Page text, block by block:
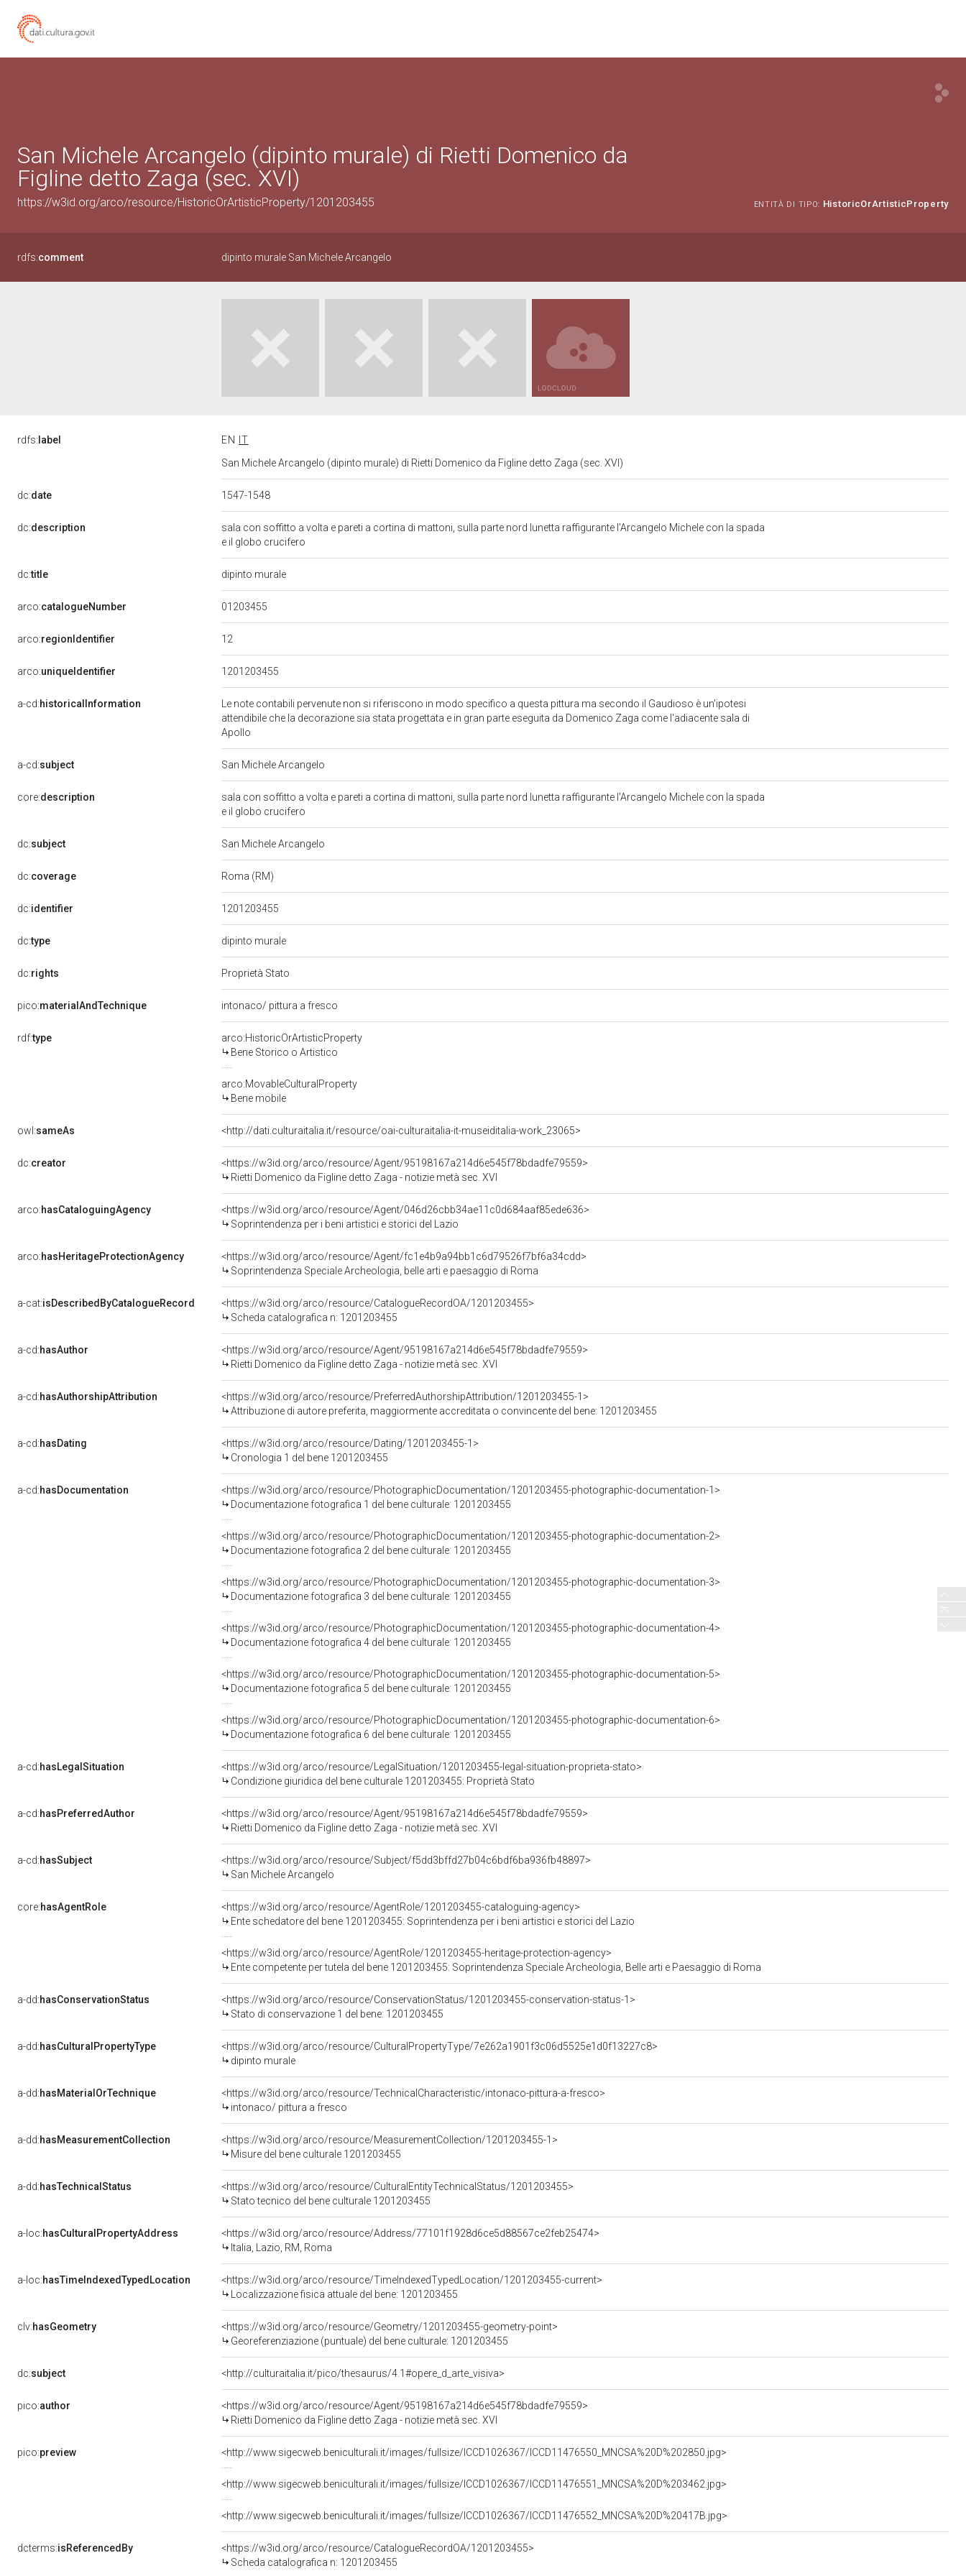
San Michele Arcangelo (dipinto murale) di Rietti Domenico da
Figline detto Zaga (sec. XVI)
https://w3id.org/arco/resource/HistoricOrArtisticProperty/1201203455 ENTITÀ DI TIPO: HistoricOrArtisticProperty
rdfs:comment dipinto murale San Michele Arcangelo
rdfs: label EN
IT
San Michele Arcangelo (dipinto murale) di Rietti Domenico da Figline detto Zaga (sec. XVI)
dc:date 1547-1548
dc:description
sala con soffitto a volta e pareti a cortina di mattoni, sulla parte nord lunetta raffigurante l'Arcangelo Michele con la spada
e il globo crucifero
dc:title dipinto murale
arco:catalogueNumber 01203455
arco:regionIdentifier 12
arco:uniqueIdentifier 1201203455
a-cd:historicalInformation
Le note contabili pervenute non si riferiscono in modo specifico a questa pittura ma secondo il Gaudioso è un'ipotesi
attendibile che la decorazione sia stata progettata e in gran parte eseguita da Domenico Zaga come l'adiacente sala di
Apollo
a-cd:subject San Michele Arcangelo
core:description
sala con soffitto a volta e pareti a cortina di mattoni, sulla parte nord lunetta raffigurante l'Arcangelo Michele con la spada
e il globo crucifero
dc:subject San Michele Arcangelo
dc:coverage Roma (RM)
dc:identifier 1201203455
dc:type dipinto murale
dc:rights Proprietà Stato
pico:materialAndTechnique intonaco/ pittura a fresco
rdf:type
arco:HistoricOrArtisticProperty
Bene Storico o Artistico
arco:MovableCulturalProperty
Bene mobile
owl:sameAs <http://dati.culturaitalia.it/resource/oai-culturaitalia-it-museiditalia-work_23065>
dc:creator
<https://w3id.org/arco/resource/Agent/95198167a214d6e545f78bdadfe79559>
Rietti Domenico da Figline detto Zaga - notizie metà sec. XVI
arco:hasCataloguingAgency
<https://w3id.org/arco/resource/Agent/046d26cbb34ae11c0d684aaf85ede636>
Soprintendenza per i beni artistici e storici del Lazio
arco:hasHeritageProtectionAgency
<https://w3id.org/arco/resource/Agent/fc1e4b9a94bb1c6d79526f7bf6a34cdd>
Soprintendenza Speciale Archeologia, belle arti e paesaggio di Roma
a-cat:isDescribedByCatalogueRecord
<https://w3id.org/arco/resource/CatalogueRecordOA/1201203455>
Scheda catalografica n: 1201203455
a-cd:hasAuthor
<https://w3id.org/arco/resource/Agent/95198167a214d6e545f78bdadfe79559>
Rietti Domenico da Figline detto Zaga - notizie metà sec. XVI
a-cd:hasAuthorshipAttribution
<https://w3id.org/arco/resource/PreferredAuthorshipAttribution/1201203455-1>
Attribuzione di autore preferita, maggiormente accreditata o convincente del bene: 1201203455
a-cd:hasDating
<https://w3id.org/arco/resource/Dating/1201203455-1>
Cronologia 1 del bene 1201203455
a-cd:hasDocumentation
<https://w3id.org/arco/resource/PhotographicDocumentation/1201203455-photographic-documentation-1>
Documentazione fotografica 1 del bene culturale: 1201203455
<https://w3id.org/arco/resource/PhotographicDocumentation/1201203455-photographic-documentation-2>
Documentazione fotografica 2 del bene culturale: 1201203455
<https://w3id.org/arco/resource/PhotographicDocumentation/1201203455-photographic-documentation-3>
Documentazione fotografica 3 del bene culturale: 1201203455
<https://w3id.org/arco/resource/PhotographicDocumentation/1201203455-photographic-documentation-4>
Documentazione fotografica 4 del bene culturale: 1201203455
<https://w3id.org/arco/resource/PhotographicDocumentation/1201203455-photographic-documentation-5>
Documentazione fotografica 5 del bene culturale: 1201203455
<https://w3id.org/arco/resource/PhotographicDocumentation/1201203455-photographic-documentation-6>
Documentazione fotografica 6 del bene culturale: 1201203455
a-cd:hasLegalSituation
<https://w3id.org/arco/resource/LegalSituation/1201203455-legal-situation-proprieta-stato>
Condizione giuridica del bene culturale 1201203455: Proprietà Stato
a-cd:hasPreferredAuthor
<https://w3id.org/arco/resource/Agent/95198167a214d6e545f78bdadfe79559>
Rietti Domenico da Figline detto Zaga - notizie metà sec. XVI
a-cd:hasSubject
<https://w3id.org/arco/resource/Subject/f5dd3bffd27b04c6bdf6ba936fb48897>
San Michele Arcangelo
core:hasAgentRole
<https://w3id.org/arco/resource/AgentRole/1201203455-cataloguing-agency>
Ente schedatore del bene 1201203455: Soprintendenza per i beni artistici e storici del Lazio
<https://w3id.org/arco/resource/AgentRole/1201203455-heritage-protection-agency>
Ente competente per tutela del bene 1201203455: Soprintendenza Speciale Archeologia, Belle arti e Paesaggio di Roma
a-dd:hasConservationStatus
<https://w3id.org/arco/resource/ConservationStatus/1201203455-conservation-status-1>
Stato di conservazione 1 del bene: 1201203455
a-dd:hasCulturalPropertyType
<https://w3id.org/arco/resource/CulturalPropertyType/7e262a1901f3c06d5525e1d0f13227c8>
dipinto murale
a-dd:hasMaterialOrTechnique
<https://w3id.org/arco/resource/TechnicalCharacteristic/intonaco-pittura-a-fresco>
intonaco/ pittura a fresco
a-dd:hasMeasurementCollection
<https://w3id.org/arco/resource/MeasurementCollection/1201203455-1>
Misure del bene culturale 1201203455
a-dd:hasTechnicalStatus
<https://w3id.org/arco/resource/CulturalEntityTechnicalStatus/1201203455>
Stato tecnico del bene culturale 1201203455
a-loc:hasCulturalPropertyAddress
<https://w3id.org/arco/resource/Address/77101f1928d6ce5d88567ce2feb25474>
Italia, Lazio, RM, Roma
a-loc:hasTimeIndexedTypedLocation
<https://w3id.org/arco/resource/TimeIndexedTypedLocation/1201203455-current>
Localizzazione fisica attuale del bene: 1201203455
clv:hasGeometry
<https://w3id.org/arco/resource/Geometry/1201203455-geometry-point>
Georeferenziazione (puntuale) del bene culturale: 1201203455
dc:subject <http://culturaitalia.it/pico/thesaurus/4.1#opere_d_arte_visiva>
pico:author
<https://w3id.org/arco/resource/Agent/95198167a214d6e545f78bdadfe79559>
Rietti Domenico da Figline detto Zaga - notizie metà sec. XVI
pico:preview <http://www.sigecweb.beniculturali.it/images/fullsize/ICCD1026367/ICCD11476550_MNCSA%20D%202850.jpg>
<http://www.sigecweb.beniculturali.it/images/fullsize/ICCD1026367/ICCD11476551_MNCSA%20D%203462.jpg>
<http://www.sigecweb.beniculturali.it/images/fullsize/ICCD1026367/ICCD11476552_MNCSA%20D%20417B.jpg>
dcterms:isReferencedBy
<https://w3id.org/arco/resource/CatalogueRecordOA/1201203455>
Scheda catalografica n: 1201203455